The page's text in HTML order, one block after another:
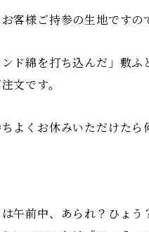
客様ご持参の生地ですの
ド綿を打ち込んだ」敷
文です。
よくお休みいただけたら
午前中、あられ？ひょ